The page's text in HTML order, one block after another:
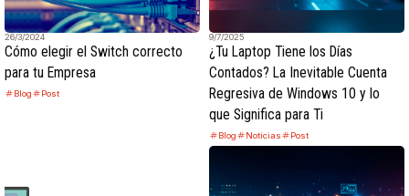
26/3/2024
Cómo elegir el Switch correcto
para tu Empresa
Blog Post
9/7/2025
¿Tu Laptop Tiene los Días
Contados? La Inevitable Cuenta
Regresiva de Windows 10 y lo
que Significa para Ti
Blog Noticias Post